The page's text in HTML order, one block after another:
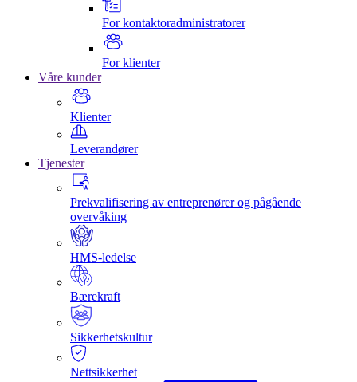
For kontaktoradministratorer
For klienter
Våre kunder
Klienter
Leverandører
Tjenester
Prekvalifisering av entreprenører og pågående
overvåking
HMS-ledelse
Bærekraft
Sikkerhetskultur
Nettsikkerhet